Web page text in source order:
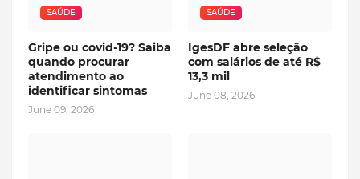
SAÚDE
Gripe ou covid-19? Saiba
quando procurar
atendimento ao
identificar sintomas
June 09, 2026
SAÚDE
IgesDF abre seleção
com salários de até R$
13,3 mil
June 08, 2026